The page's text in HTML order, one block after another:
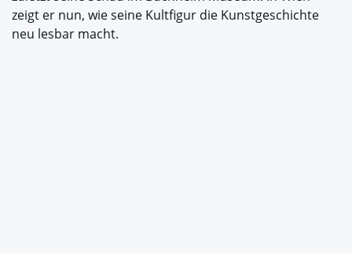
zeigt er nun, wie seine Kultfigur die Kunstgeschichte
neu lesbar macht.